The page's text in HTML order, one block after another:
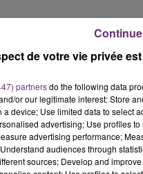
de votre vie privée
partnersdo the following data
or our legitimate interest: Store
a device; Use limited data to select
advertising; Use profiles
advertising performance;
audiences through
sources; Develop and